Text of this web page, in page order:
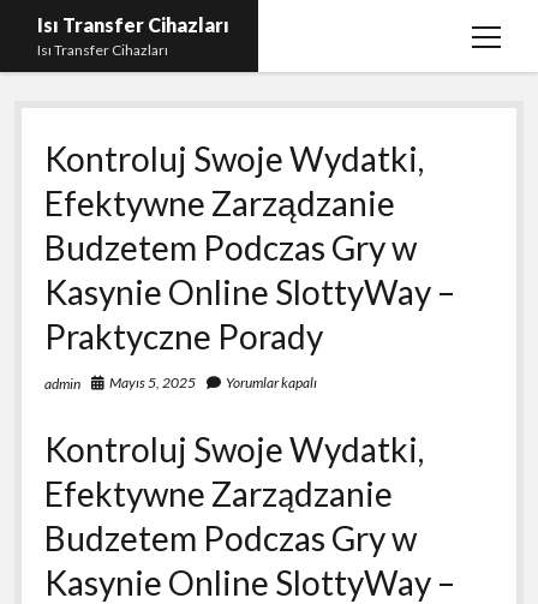
Isı Transfer Cihazları
Isı Transfer Cihazları
menüyü
Instagram Bayan Takipçi Yükseltme Hilesi Parasız
Instagram Beğeni Yükseltme Ücretsiz
instagram gizli hesap görme uygulaması
Liste
Sayfa Listesi
Youtube Yorum Hilesi Gerçek
Kontroluj Swoje Wydatki,
Efektywne Zarządzanie
Budzetem Podczas Gry w
Kasynie Online SlottyWay –
Praktyczne Porady
admin Mayıs 5, 2025 Yorumlar kapalı
Kontroluj Swoje Wydatki,
Efektywne Zarządzanie
Budzetem Podczas Gry w
Kasynie Online SlottyWay –